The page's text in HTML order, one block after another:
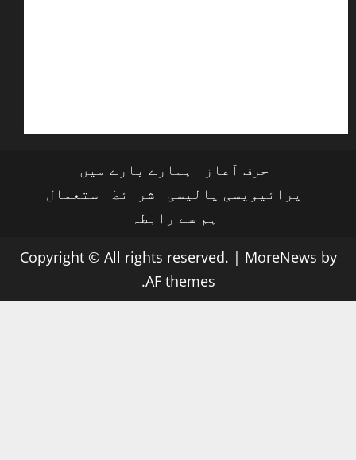
حرف آغاز
ہمارے بارے میں
پرائیویسی پالیسی
شرائط استعمال
ہم سے رابطہ
Copyright © All rights reserved. | MoreNews by
AF themes.